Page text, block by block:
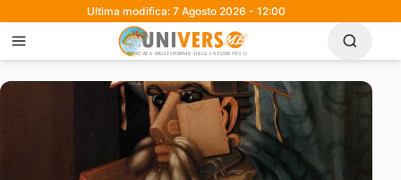
Ultima modifica: 7 Agosto 2026 - 12:00